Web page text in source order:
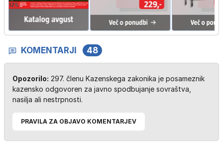
KOMENTARJI 48
Opozorilo: 297. členu Kazenskega zakonika je posameznik
kazensko odgovoren za javno spodbujanje sovraštva,
nasilja ali nestrpnosti.
PRAVILA ZA OBJAVO KOMENTARJEV